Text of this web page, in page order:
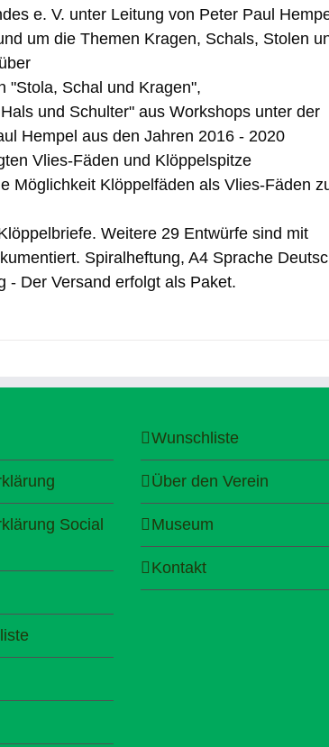
e. V. unter Leitung von Peter Paul
um die Themen Kragen, Schals, Stolen
"Stola, Schal und Kragen",
und Schulter" aus Workshops unter der
Hempel aus den Jahren 2016 - 2020
Vlies-Fäden und Klöppelspitze
Möglichkeit Klöppelfäden als Vlies-Fäden
Weitere 29 Entwürfe sind mit
Spiralheftung, A4 Sprache
- Der Versand erfolgt als Paket.
Social
Wunschliste
Über den Verein
Museum
Kontakt